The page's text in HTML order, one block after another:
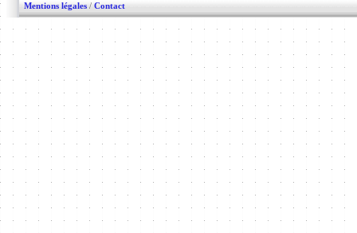
Mentions légales / Contact